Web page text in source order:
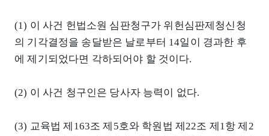
(1) 이 사건 헌법소원 심판청구가 위헌심판제청신청
의 기각결정을 송달받은 날로부터 14일이 경과한 후
에 제기되었다면 각하되어야 할 것이다.
(2) 이 사건 청구인은 당사자 능력이 없다.
(3) 교육법 제163조 제5호와 학원법 제22조 제1항 제2